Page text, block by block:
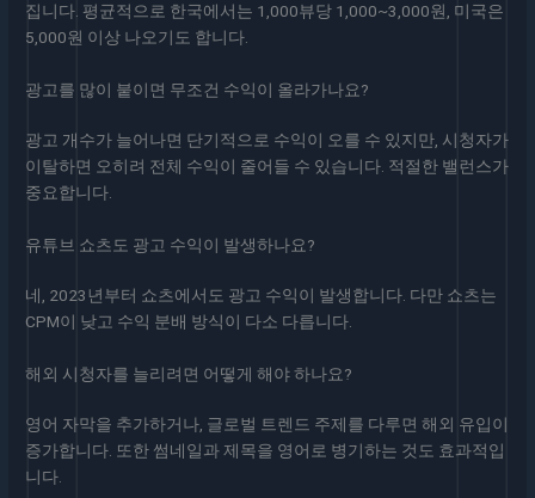
집니다. 평균적으로 한국에서는 1,000뷰당 1,000~3,000원, 미국은
5,000원 이상 나오기도 합니다.
광고를 많이 붙이면 무조건 수익이 올라가나요?
광고 개수가 늘어나면 단기적으로 수익이 오를 수 있지만, 시청자가
이탈하면 오히려 전체 수익이 줄어들 수 있습니다. 적절한 밸런스가
중요합니다.
유튜브 쇼츠도 광고 수익이 발생하나요?
네, 2023년부터 쇼츠에서도 광고 수익이 발생합니다. 다만 쇼츠는
CPM이 낮고 수익 분배 방식이 다소 다릅니다.
해외 시청자를 늘리려면 어떻게 해야 하나요?
영어 자막을 추가하거나, 글로벌 트렌드 주제를 다루면 해외 유입이
증가합니다. 또한 썸네일과 제목을 영어로 병기하는 것도 효과적입
니다.